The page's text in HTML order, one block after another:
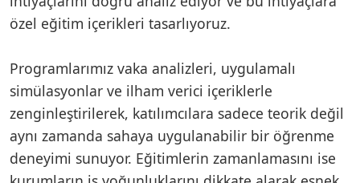
özel eğitim içerikleri tasarlıyoruz.
Programlarımız vaka analizleri, uygulamalı
simülasyonlar ve ilham verici içeriklerle
zenginleştirilerek, katılımcılara sadece teorik değil
aynı zamanda sahaya uygulanabilir bir öğrenme
deneyimi sunuyor. Eğitimlerin zamanlamasını ise